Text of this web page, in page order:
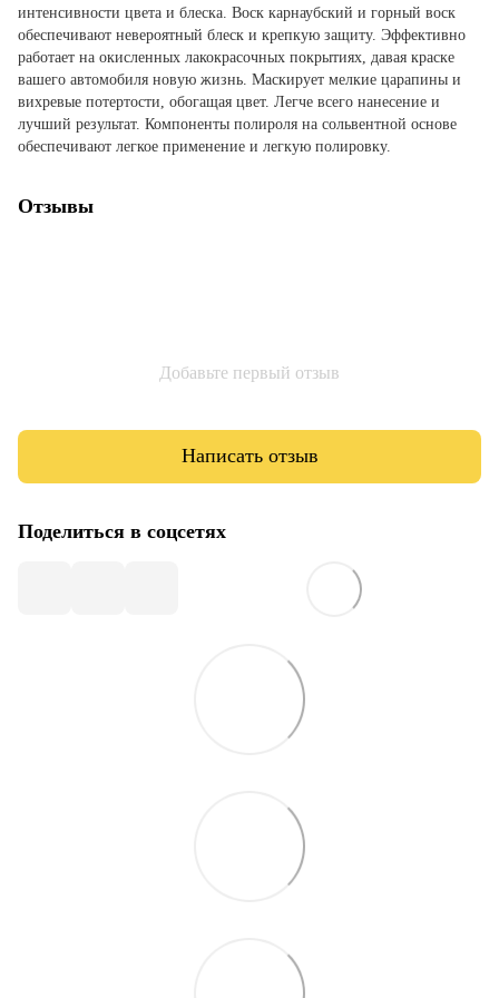
интенсивности цвета и блеска. Воск карнаубский и горный воск
обеспечивают невероятный блеск и крепкую защиту. Эффективно
работает на окисленных лакокрасочных покрытиях, давая краске
вашего автомобиля новую жизнь. Маскирует мелкие царапины и
вихревые потертости, обогащая цвет. Легче всего нанесение и
лучший результат. Компоненты полироля на сольвентной основе
обеспечивают легкое применение и легкую полировку.
Отзывы
Добавьте первый отзыв
Написать отзыв
Поделиться в соцсетях